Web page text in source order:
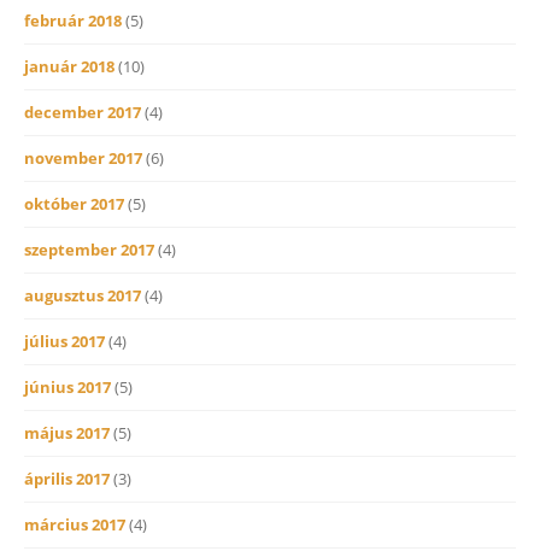
február 2018(5)
január 2018(10)
december 2017(4)
november 2017(6)
október 2017(5)
szeptember 2017(4)
augusztus 2017(4)
július 2017(4)
június 2017(5)
május 2017(5)
április 2017(3)
március 2017(4)